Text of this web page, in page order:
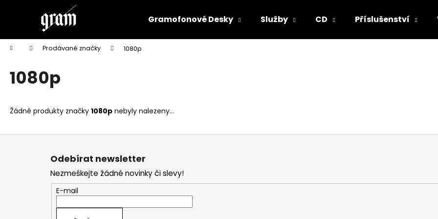
Gramofonové Desky Služby CD Příslušenství
Domů Prodávané značky 1080p
1080p
Žádné produkty značky 1080p nebyly nalezeny...
í
Zpět
do
obchodu
Zpět
do
obchodu
Doporučujeme
Z
Odebírat newsletter
Nezmeškejte žádné novinky či slevy!
E-mail